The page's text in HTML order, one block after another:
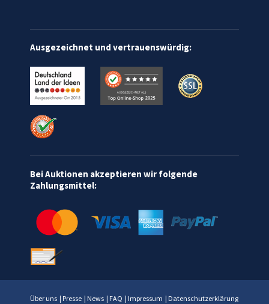
Ausgezeichnet und vertrauenswürdig:
Bei Auktionen akzeptieren wir folgende
Zahlungsmittel:
Über uns | Presse | News | FAQ | Impressum | Datenschutzerklärung